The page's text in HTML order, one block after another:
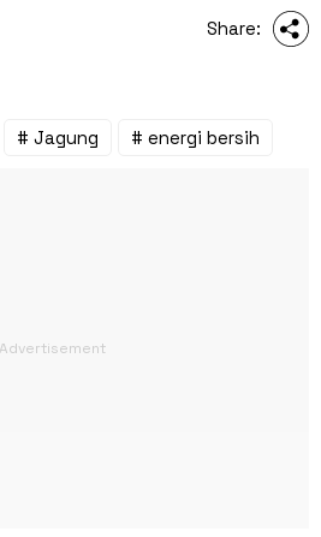
Share:
# Jagung # energi bersih